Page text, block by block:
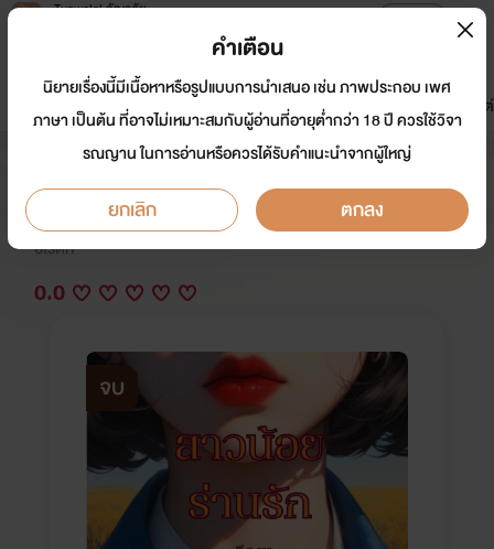
Tunwalai ธัญวลัย
หน้าแรก นิยาย อีบุ๊ก การ์ตูน
มาใหม่
ดรีมแชท ธัญลิสต์
สาวน้อยร่านรัก (END)
นักเขียน: กีฏยา
อีโรติก
0.0
จบ
คำเตือน
นิยายเรื่องนี้มีเนื้อหาหรือรูปแบบการนำเสนอ เช่น ภาพประกอบ เพศ
ภาษา เป็นต้น ที่อาจไม่เหมาะสมกับผู้อ่านที่อายุต่ำกว่า 18 ปี ควรใช้วิจา
รณญาน ในการอ่านหรือควรได้รับคำแนะนำจากผู้ใหญ่
ยกเลิก ตกลง